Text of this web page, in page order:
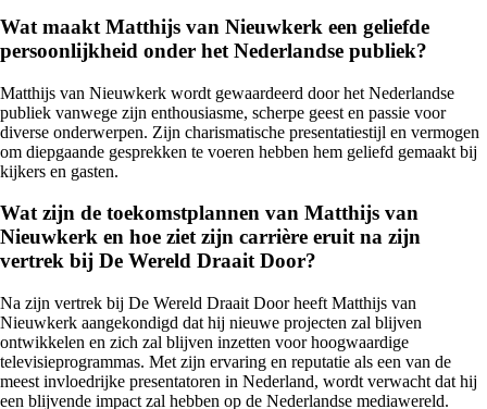
Wat maakt Matthijs van Nieuwkerk een geliefde
persoonlijkheid onder het Nederlandse publiek?
Matthijs van Nieuwkerk wordt gewaardeerd door het Nederlandse
publiek vanwege zijn enthousiasme, scherpe geest en passie voor
diverse onderwerpen. Zijn charismatische presentatiestijl en vermogen
om diepgaande gesprekken te voeren hebben hem geliefd gemaakt bij
kijkers en gasten.
Wat zijn de toekomstplannen van Matthijs van
Nieuwkerk en hoe ziet zijn carrière eruit na zijn
vertrek bij De Wereld Draait Door?
Na zijn vertrek bij De Wereld Draait Door heeft Matthijs van
Nieuwkerk aangekondigd dat hij nieuwe projecten zal blijven
ontwikkelen en zich zal blijven inzetten voor hoogwaardige
televisieprogrammas. Met zijn ervaring en reputatie als een van de
meest invloedrijke presentatoren in Nederland, wordt verwacht dat hij
een blijvende impact zal hebben op de Nederlandse mediawereld.